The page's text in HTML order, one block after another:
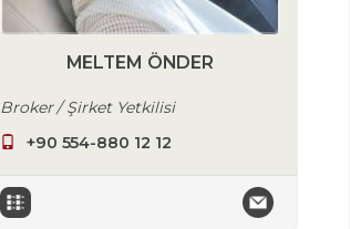
MELTEM ÖNDER
Broker / Şirket Yetkilisi
+90 554-880 12 12